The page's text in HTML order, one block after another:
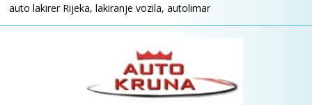
auto lakirer Rijeka, lakiranje vozila, autolimar